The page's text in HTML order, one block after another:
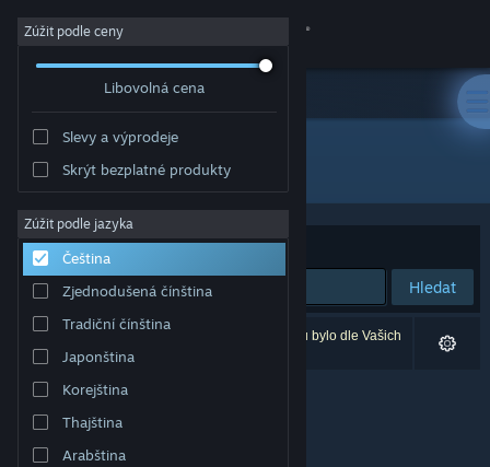
Přihlásit se
Komunita
Informace
Podpora
Změnit jazyk
Mobilní aplikace služby Steam
Desktopová verze stránky
Zúžit podle ceny
Libovolná cena
Slevy a výprodeje
Skrýt bezplatné produkty
Zúžit podle jazyka
Čeština
Zjednodušená čínština
Tradiční čínština
Japonština
Korejština
Thajština
Arabština
Všechny produkty
Seřadit podle Relevance
Hledat
Vašemu zadání odpovídá 0 výsledků. 3 produktů bylo dle Vašich
předvoleb vyloučeno z výsledků vyhledávání.